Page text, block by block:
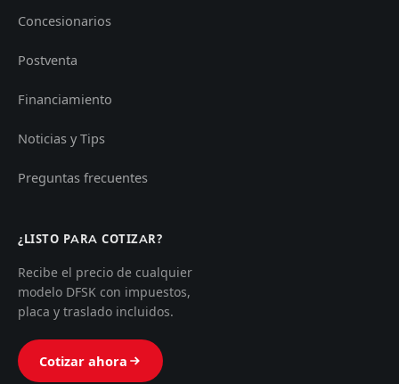
Concesionarios
Postventa
Financiamiento
Noticias y Tips
Preguntas frecuentes
¿LISTO PARA COTIZAR?
Recibe el precio de cualquier
modelo DFSK con impuestos,
placa y traslado incluidos.
Cotizar ahora